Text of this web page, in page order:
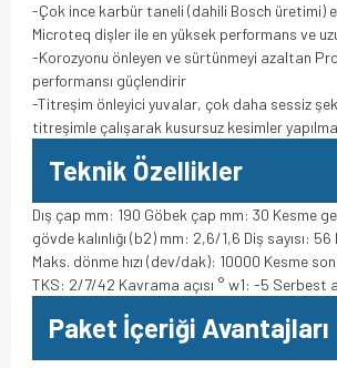
-Çok ince karbür taneli (dahili Bosch üretimi)
Microteq dişler ile en yüksek performans ve
-Korozyonu önleyen ve sürtünmeyi azaltan
performansı güçlendirir
-Titreşim önleyici yuvalar, çok daha sessiz
titreşimle çalışarak kusursuz kesimler
Teknik Özellikler
Dış çap mm: 190 Göbek çap mm: 30 Kesme
gövde kalınlığı (b2) mm: 2,6/1,6 Diş sayısı:
Maks. dönme hızı (dev/dak): 10000 Kesme
TKS: 2/7/42 Kavrama açısı ° w1: -5 Serbest
Paket İçeriği Avantajları